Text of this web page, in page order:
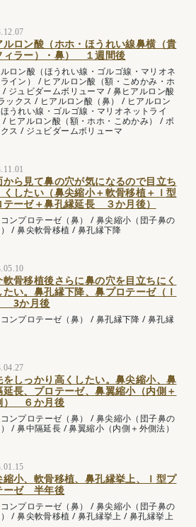
ルロン酸（ホホ・ほうれい線鼻横（貴
ィラー）・鼻） １週間後
ロン酸（ほうれい線・ゴルゴ線・マリオネ
イン）
/ ヒアルロン酸（額・こめかみ・ホ
/ ジュビダームボリューマ /鼻ヒアルロン酸
ックス / ヒアルロン酸（鼻） / ヒアルロン
うれい線・ゴルゴ線・マリオネットライ
/ ヒアルロン酸（額・ホホ・こめかみ） /ボ
ス / ジュビダームボリューマ
から見て鼻の穴が気になるので目立ち
くしたい（鼻尖縮小＋軟骨移植＋Ｉ型
テーゼ＋鼻孔縁延長 ３か月後）
ンプロテーゼ（鼻） /鼻尖縮小（団子鼻の
/鼻尖軟骨移植 /鼻孔縁下降
軟骨移植後さらに鼻の穴を目立ちにく
たい。鼻孔縁下降、鼻プロテーゼ（Ｉ
3か月後
ンプロテーゼ（鼻） /鼻孔縁下降 /鼻孔縁
をしっかり高くしたい。鼻尖縮小、鼻
延長、プロテーゼ、鼻翼縮小（内側＋
） ６か月後
ンプロテーゼ（鼻） /鼻尖縮小（団子鼻の
/鼻中隔延長 /鼻翼縮小（内側＋外側法）
縮小、軟骨移植、鼻孔縁挙上、Ｉ型プ
ーゼ 半年後
ンプロテーゼ（鼻） /鼻尖縮小（団子鼻の
/鼻尖軟骨移植 /鼻孔縁挙上 /鼻孔縁挙上